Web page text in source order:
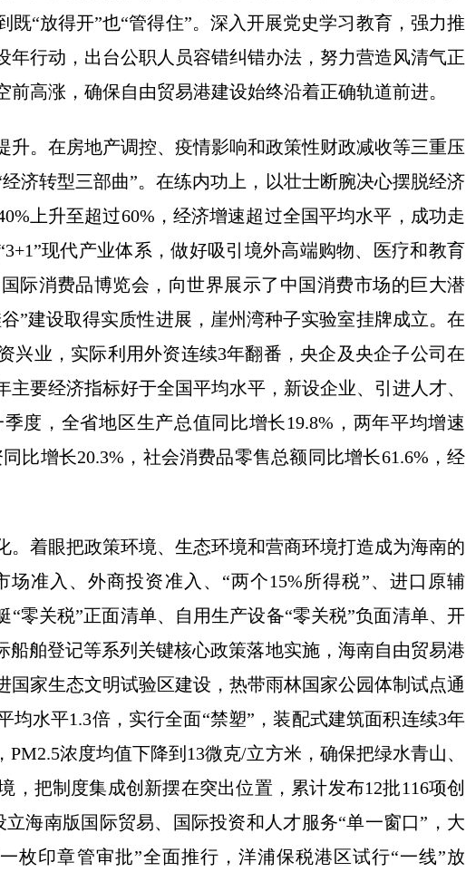
“放得开”也“管得住”。深入开展党史学习教育，强力推
行动，出台公职人员容错纠错办法，努力营造风清气正
高涨，确保自由贸易港建设始终沿着正确轨道前进。
升。在房地产调控、疫情影响和政策性财政减收等三重压
济转型三部曲”。在练内功上，以壮士断腕决心摆脱经济
上升至超过60%，经济增速超过全国平均水平，成功走
现代产业体系，做好吸引境外高端购物、医疗和教育
际消费品博览会，向世界展示了中国消费市场的巨大潜
”建设取得实质性进展，崖州湾种子实验室挂牌成立。在
兴业，实际利用外资连续3年翻番，央企及央企子公司在
要经济指标好于全国平均水平，新设企业、引进人才、
度，全省地区生产总值同比增长19.8%，两年平均增速
比增长20.3%，社会消费品零售总额同比增长61.6%，经
。着眼把政策环境、生态环境和营商环境打造成为海南的
准入、外商投资准入、“两个15%所得税”、进口原辅
零关税”正面清单、自用生产设备“零关税”负面清单、开
船舶登记等系列关键核心政策落地实施，海南自由贸易港
家生态文明试验区建设，热带雨林国家公园体制试点通
水平1.3倍，实行全面“禁塑”，装配式建筑面积连续3年
浓度均值下降到13微克/立方米，确保把绿水青山、
，把制度集成创新摆在突出位置，累计发布12批116项创
海南版国际贸易、国际投资和人才服务“单一窗口”，大
枚印章管审批”全面推行，洋浦保税港区试行“一线”放